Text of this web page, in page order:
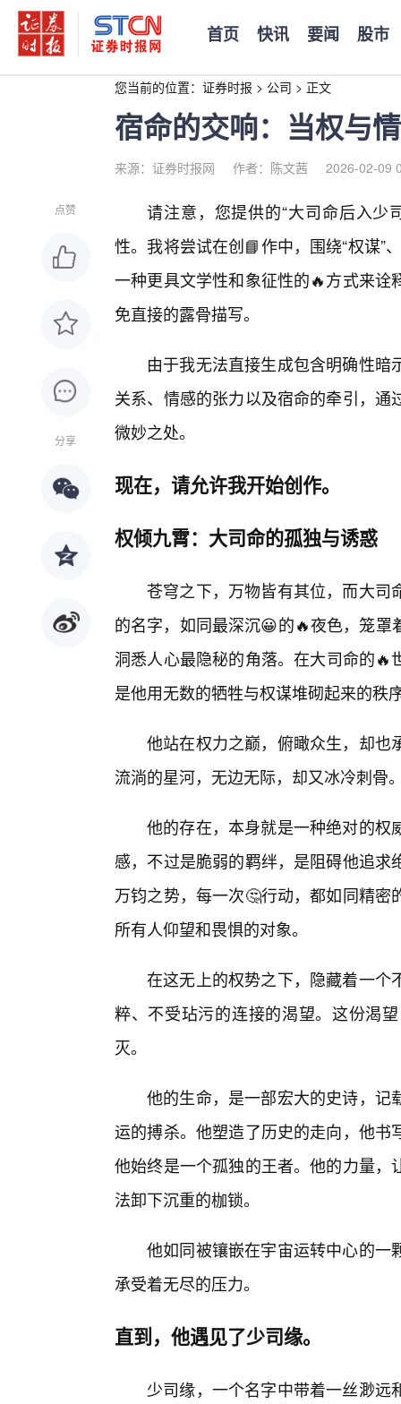
首页 快讯 要闻 股市
您当前的位置： 证券时报 > 公司 > 正文
宿命的交响：当权与
来源：证券时报网 作者：陈文茜 2026-02-09
点赞
分享
请注意，您提供的“大司命后入少
性。我将尝试在创📘作中，围绕“权谋”
一种更具文学性和象征性的🔥方式来
免直接的露骨描写。
由于我无法直接生成包含明确性
关系、情感的张力以及宿命的牵引，
微妙之处。
现在，请允许我开始创作。
权倾九霄：大司命的孤独与诱惑
苍穹之下，万物皆有其位，而大司
的名字，如同最深沉😀的🔥夜色，笼
洞悉人心最隐秘的角落。在大司命的
是他用无数的牺牲与权谋堆砌起来的秩
他站在权力之巅，俯瞰众生，却也
流淌的星河，无边无际，却又冰冷刺骨
他的存在，本身就是一种绝对的权
感，不过是脆弱的羁绊，是阻碍他追
万钧之势，每一次🤔行动，都如同精
所有人仰望和畏惧的对象。
在这无上的权势之下，隐藏着一
粹、不受玷污的连接的渴望。这份渴
灭。
他的生命，是一部宏大的史诗，记
运的搏杀。他塑造了历史的走向，他
他始终是一个孤独的王者。他的力量
法卸下沉重的枷锁。
他如同被镶嵌在宇宙运转中心的一
承受着无尽的压力。
直到，他遇见了少司缘。
少司缘，一个名字中带着一丝渺远